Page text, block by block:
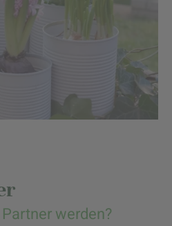
werden?